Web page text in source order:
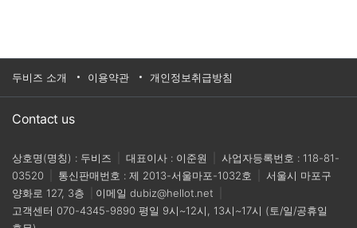
두비즈 소개 이용약관 개인정보취급방침
Contact us
상호명(명칭) : 두비즈 대표이사 : 이준원
사업자등록번호 : 118-81-
03520
통신판매번호 : 제 2013-서울마포-1032호
서울시 마포구
양화로 127, 3층
이메일 dubiz@hellot.net
고객센터 070-4345-9890 평일 9시~12시, 13시~17시 (토/일/공휴일